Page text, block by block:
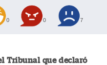
0 0 7
Tribunal que declaró